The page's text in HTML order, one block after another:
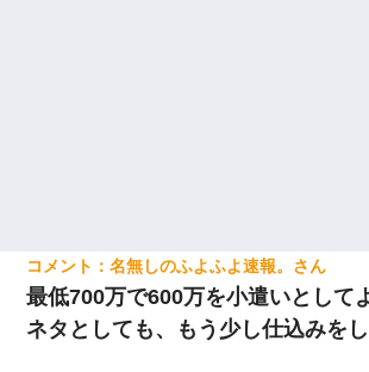
名無しのふよふよ速報。
最低700万で600万を小遣いとして
ネタとしても、もう少し仕込みを